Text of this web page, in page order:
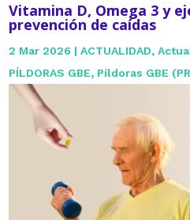
Vitamina D, Omega 3 y
prevención de caídas
2 Mar 2026 |ACTUALIDAD,
PÍLDORAS GBE, Píldoras GBE